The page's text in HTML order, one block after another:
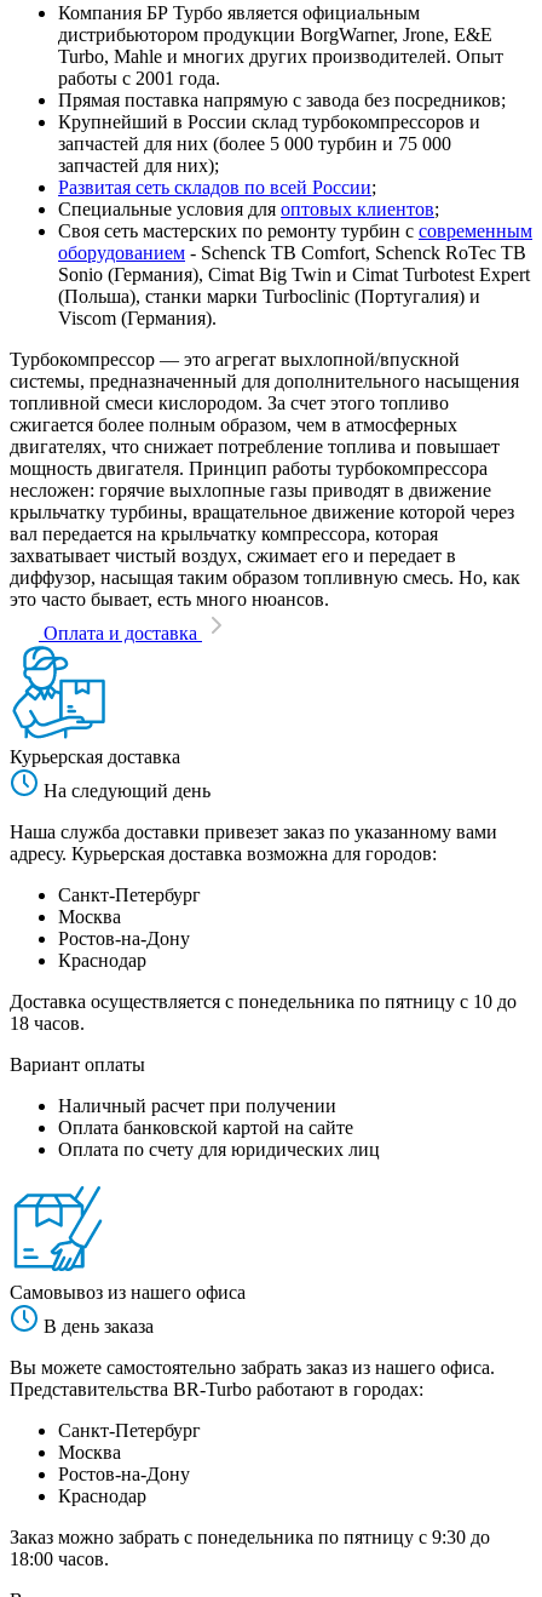
Компания БР Турбо является официальным
дистрибьютором продукции BorgWarner, Jrone, E&E
Turbo, Mahle и многих других производителей. Опыт
работы с 2001 года.
Прямая поставка напрямую с завода без посредников;
Крупнейший в России склад турбокомпрессоров и
запчастей для них (более 5 000 турбин и 75 000
запчастей для них);
Развитая сеть складов по всей России;
Специальные условия для оптовых клиентов;
Своя сеть мастерских по ремонту турбин с современным
оборудованием - Schenck TB Comfort, Schenck RoTec TB
Sonio (Германия), Cimat Big Twin и Cimat Turbotest Expert
(Польша), станки марки Turboclinic (Португалия) и
Viscom (Германия).
Турбокомпрессор — это агрегат выхлопной/впускной
системы, предназначенный для дополнительного насыщения
топливной смеси кислородом. За счет этого топливо
сжигается более полным образом, чем в атмосферных
двигателях, что снижает потребление топлива и повышает
мощность двигателя. Принцип работы турбокомпрессора
несложен: горячие выхлопные газы приводят в движение
крыльчатку турбины, вращательное движение которой через
вал передается на крыльчатку компрессора, которая
захватывает чистый воздух, сжимает его и передает в
диффузор, насыщая таким образом топливную смесь. Но, как
это часто бывает, есть много нюансов.
Оплата и доставка
Курьерская доставка
На следующий день
Наша служба доставки привезет заказ по указанному вами
адресу. Курьерская доставка возможна для городов:
Санкт-Петербург
Москва
Ростов-на-Дону
Краснодар
Доставка осуществляется с понедельника по пятницу с 10 до
18 часов.
Вариант оплаты
Наличный расчет при получении
Оплата банковской картой на сайте
Оплата по счету для юридических лиц
Самовывоз из нашего офиса
В день заказа
Вы можете самостоятельно забрать заказ из нашего офиса.
Представительства BR-Turbo работают в городах:
Санкт-Петербург
Москва
Ростов-на-Дону
Краснодар
Заказ можно забрать с понедельника по пятницу с 9:30 до
18:00 часов.